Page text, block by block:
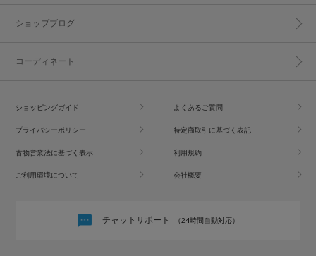
ショップブログ
コーディネート
ショッピングガイド よくあるご質問
プライバシーポリシー 特定商取引に基づく表記
古物営業法に基づく表示 利用規約
ご利用環境について 会社概要
チャットサポート （24時間自動対応）